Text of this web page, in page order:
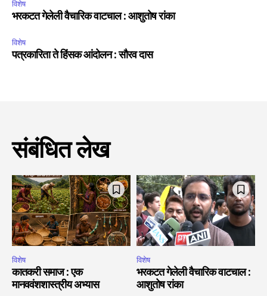
विशेष
भरकटत गेलेली वैचारिक वाटचाल : आशुतोष रांका
विशेष
पत्रकारिता ते हिंसक आंदोलन : सौरव दास
संबंधित लेख
विशेष
कातकरी समाज : एक
मानववंशशास्त्रीय अभ्यास
विशेष
भरकटत गेलेली वैचारिक वाटचाल :
आशुतोष रांका